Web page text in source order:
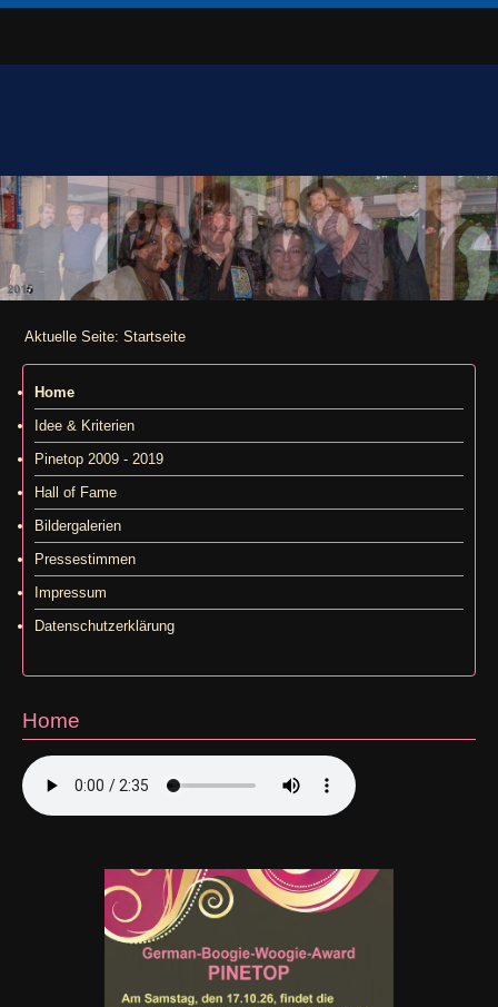
Aktuelle Seite: Startseite
Home
Idee & Kriterien
Pinetop 2009 - 2019
Hall of Fame
Bildergalerien
Pressestimmen
Impressum
Datenschutzerklärung
Home